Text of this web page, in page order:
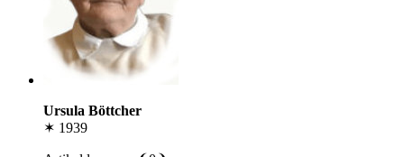
Ursula Böttcher
✶ 1939